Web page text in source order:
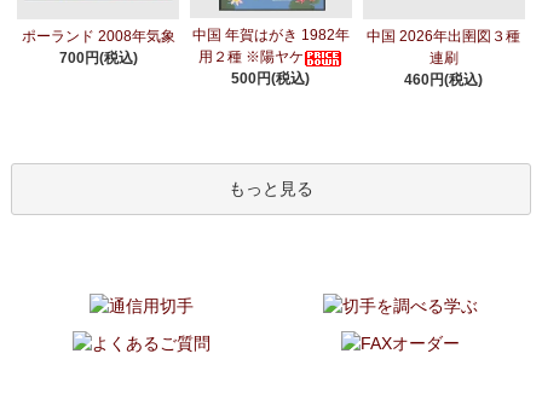
ポーランド 2008年気象
700円(税込)
中国 年賀はがき 1982年
用２種 ※陽ヤケ
500円(税込)
中国 2026年出圉図３種
連刷
460円(税込)
もっと見る